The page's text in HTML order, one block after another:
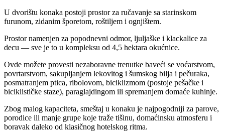
U dvorištu konaka postoji prostor za ručavanje sa starinskom
furunom, zidanim šporetom, roštiljem i ognjištem.
Prostor namenjen za popodnevni odmor, ljuljaške i klackalice za
decu — sve je to u kompleksu od 4,5 hektara okućnice.
Ovde možete provesti nezaboravne trenutke baveći se voćarstvom,
povrtarstvom, sakupljanjem lekovitog i šumskog bilja i pečuraka,
posmatranjem ptica, ribolovom, biciklizmom (postoje pešačke i
biciklističke staze), paraglajdingom ili spremanjem domaće kuhinje.
Zbog malog kapaciteta, smeštaj u konaku je najpogodniji za parove,
porodice ili manje grupe koje traže tišinu, domaćinsku atmosferu i
boravak daleko od klasičnog hotelskog ritma.